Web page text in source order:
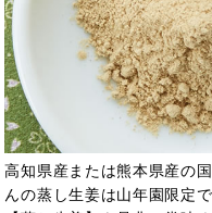
高知県産または熊本県産の
んの蒸し生姜は山年園限定